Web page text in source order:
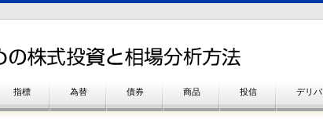
指標 為替 債券 商品 投信 デリバ